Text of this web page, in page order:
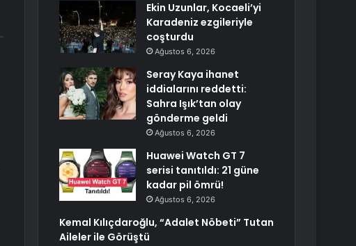
Ekin Uzunlar, Kocaeli’yi
Karadeniz ezgileriyle
coşturdu
Ağustos 6, 2026
Seray Kaya ihanet
iddialarını reddetti:
Sahra Işık’tan olay
gönderme geldi
Ağustos 6, 2026
Huawei Watch GT 7
serisi tanıtıldı: 21 güne
kadar pil ömrü!
Ağustos 6, 2026
Kemal Kılıçdaroğlu, “Adalet Nöbeti” Tutan
Aileler ile Görüştü